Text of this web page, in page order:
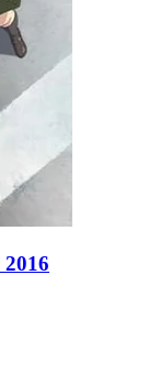
2016